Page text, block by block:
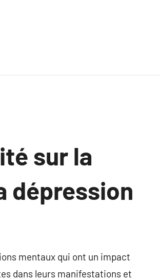
sur la
dépression
mentaux qui ont un impact
dans leurs manifestations et